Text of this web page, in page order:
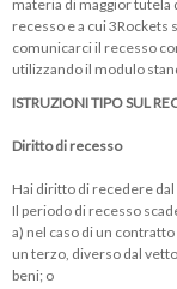
materia di maggior
recesso e a cui
comunicarci il recesso
utilizzando il modulo
ISTRUZIONI TIPO SUL
Diritto di recesso
Hai diritto di recedere
Il periodo di recesso
a) nel caso di un
un terzo, diverso dal
beni; o